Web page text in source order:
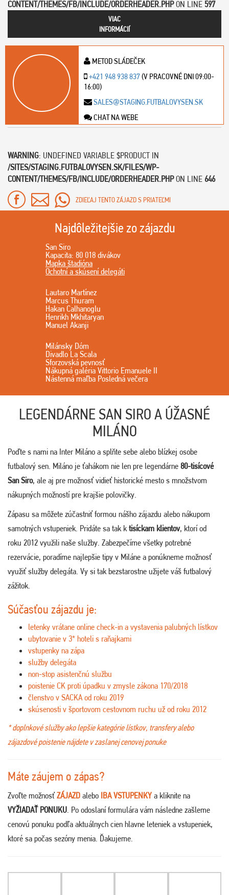
CONTENT/THEMES/FB/INCLUDE/ORDERHEADER.PHPON LINE 597
VIAC
INFORMÁCIÍ
METOD SLÁDEČEK
+421 948 938 837(V PRACOVNÉ DNI 09:00-
16:00)
SALES@STAGING.FUTBALOVYSEN.SK
CHAT NA WEBE
WARNING: UNDEFINED VARIABLE $PRODUCT IN
/SITES/STAGING.FUTBALOVYSEN.SK/FILES/WP-
CONTENT/THEMES/FB/INCLUDE/ORDERHEADER.PHPON LINE 646
ZDIEĽAJ TENTO ZÁJAZD S PRIATEĽMI
Najdôležitejšie zo zájazdu
San Siro
Kapacita: 80 018 divákov
Mapka štadióna
Ochotní a skúsení delegáti
Lautaro Martínez
Marcus Thuram
Hakan Calhanoglu
Henrikh Mkhitaryan
Manuel Akanji
Milánsky Dóm
Divadlo La Scala
Sforzovská pevnosť
Nákupná galéria Vittorio Emanuele II
Nástenná maľba Posledná večera
LEGENDÁRNE SAN SIRO A ÚŽASNÉ
MILÁNO
Poďte s nami na Inter Miláno a splňte sebe alebo blízkej osobe
futbalový sen. Miláno je ťahákom nie len pre legendárne 80-tisícové
San Siro, ale aj pre možnosť vidieť historické mesto s množstvom
nákupných možností pre krajšie polovičky.
Zápasu sa môžete zúčastniť formou nášho zájazdu alebo nákupom
samotných vstupeniek. Pridáte sa tak ktisíckam klientov, ktorí od
roku 2012 využili naše služby. Zabezpečíme všetky potrebné
rezervácie, poradíme najlepšie tipy v Miláne a ponúkneme možnosť
využiť služby delegáta. Vy si tak bezstarostne užijete váš futbalový
zážitok.
Súčasťou zájazdu je:
letenky vrátane online check-in a vystavenia palubných lístkov
ubytovanie v 3* hoteli s raňajkami
vstupenky na zápa
služby delegáta
non-stop asistenčnú službu
poistenie CK proti úpadku v zmysle zákona 170/2018
členstvo v SACKA od roku 2019
skúsenosti v športovom cestovnom ruchu už od roku 2012
* doplnkové služby ako lepšie kategórie lístkov, transfery alebo
zájazdové poistenie nájdete v zaslanej cenovej ponuke
Máte záujem o zápas?
Zvoľte možnosťZÁJAZD alebo IBA VSTUPENKY a kliknite na
VYŽIADAŤ PONUKU. Po odoslaní formulára vám následne zašleme
cenovú ponuku podľa aktuálnych cien hlavne leteniek a vstupeniek,
ktoré sa počas sezóny menia. Ďakujeme.